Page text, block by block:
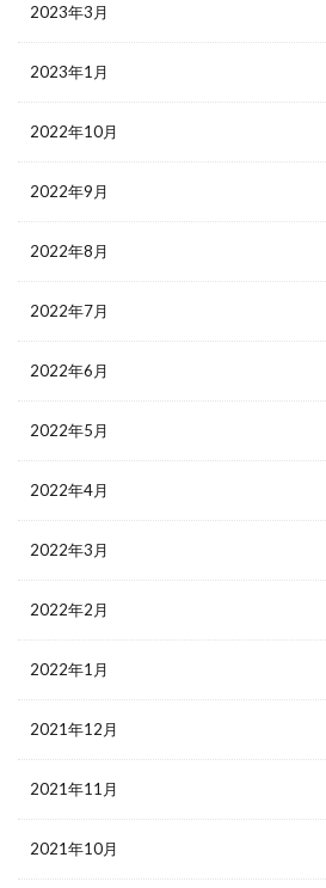
2023年3月
2023年1月
2022年10月
2022年9月
2022年8月
2022年7月
2022年6月
2022年5月
2022年4月
2022年3月
2022年2月
2022年1月
2021年12月
2021年11月
2021年10月